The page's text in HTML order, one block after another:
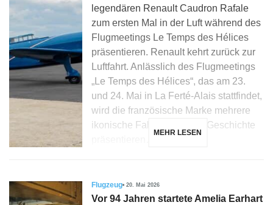
legendären Renault Caudron Rafale
zum ersten Mal in der Luft während des
Flugmeetings Le Temps des Hélices
präsentieren. Renault kehrt zurück zur
Luftfahrt. Anlässlich des Flugmeetings
„Le Temps des Hélices“, das am 23.
und 24. Mai in La Ferté-Alais stattfindet,
wird die französische Marke mehrere
ikonische Fahrzeuge ihrer Geschichte
MEHR LESEN
Flugzeug 20. Mai 2026
Vor 94 Jahren startete Amelia Earhart